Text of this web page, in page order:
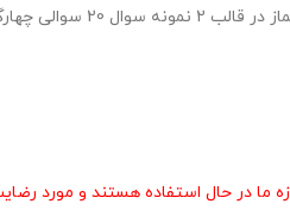
40 نمونه سوال مسابقات تفسیر قرآن
در حال استفاده هستند و مورد